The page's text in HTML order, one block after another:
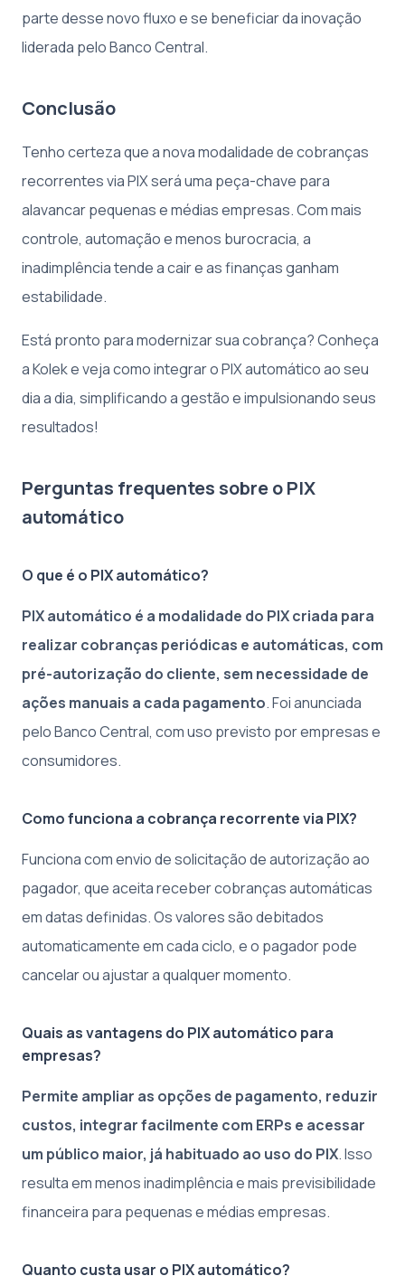
parte desse novo fluxo e se beneficiar da inovação
liderada pelo Banco Central.
Conclusão
Tenho certeza que a nova modalidade de cobranças
recorrentes via PIX será uma peça-chave para
alavancar pequenas e médias empresas. Com mais
controle, automação e menos burocracia, a
inadimplência tende a cair e as finanças ganham
estabilidade.
Está pronto para modernizar sua cobrança? Conheça
a Kolek e veja como integrar o PIX automático ao seu
dia a dia, simplificando a gestão e impulsionando seus
resultados!
Perguntas frequentes sobre o PIX
automático
O que é o PIX automático?
PIX automático é a modalidade do PIX criada para
realizar cobranças periódicas e automáticas, com
pré-autorização do cliente, sem necessidade de
ações manuais a cada pagamento. Foi anunciada
pelo Banco Central, com uso previsto por empresas e
consumidores.
Como funciona a cobrança recorrente via PIX?
Funciona com envio de solicitação de autorização ao
pagador, que aceita receber cobranças automáticas
em datas definidas. Os valores são debitados
automaticamente em cada ciclo, e o pagador pode
cancelar ou ajustar a qualquer momento.
Quais as vantagens do PIX automático para
empresas?
Permite ampliar as opções de pagamento, reduzir
custos, integrar facilmente com ERPs e acessar
um público maior, já habituado ao uso do PIX. Isso
resulta em menos inadimplência e mais previsibilidade
financeira para pequenas e médias empresas.
Quanto custa usar o PIX automático?